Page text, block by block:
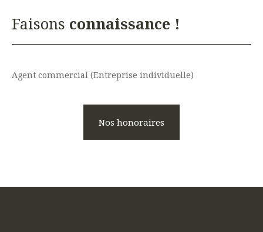
Faisons connaissance !
Agent commercial (Entreprise individuelle)
Nos honoraires